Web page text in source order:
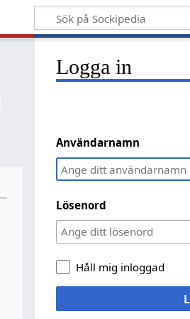
Logga in
Användarnamn
Lösenord
Håll mig inloggad